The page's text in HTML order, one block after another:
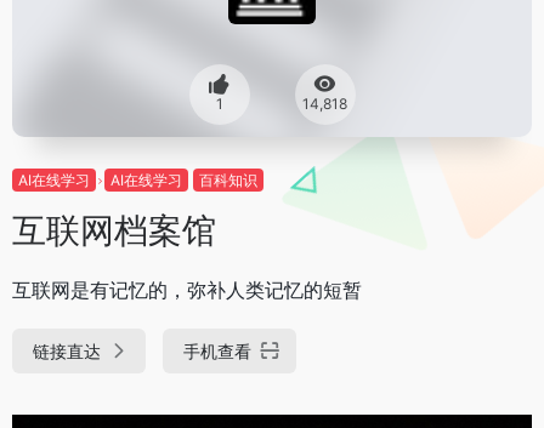
1 14,818
AI在线学习 AI在线学习 百科知识
互联网档案馆
互联网是有记忆的，弥补人类记忆的短暂
链接直达 手机查看